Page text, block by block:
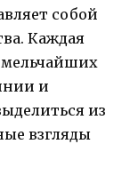
собой
Каждая
мельчайших
и
из
взгляды